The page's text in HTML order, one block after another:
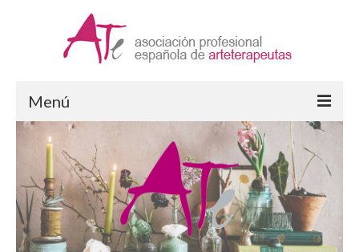
Menú
Arteterapia
¿Qué es la Arteterapia?
Formación en Arteterapia
Ejercicio de la Arteterapia